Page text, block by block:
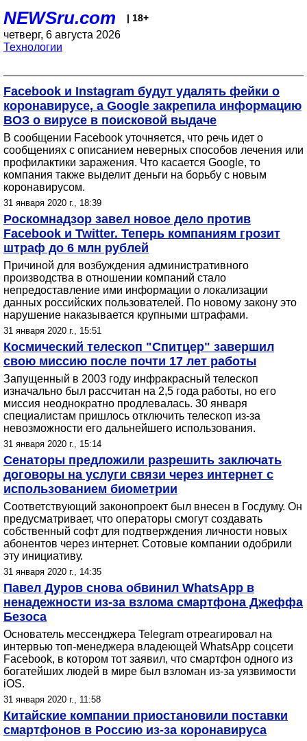
NEWSru.com | 18+
четверг, 6 августа 2026
Технологии
Facebook и Instagram будут удалять фейки о
коронавирусе, а Google закрепила информацию
ВОЗ о вирусе в поисковой выдаче
В сообщении Facebook уточняется, что речь идет о
сообщениях с описанием неверных способов лечения или
профилактики заражения. Что касается Google, то
компания также выделит деньги на борьбу с новым
коронавирусом.
31 января 2020 г., 18:39
Роскомнадзор завел новое дело против
Facebook и Twitter. Теперь компаниям грозит
штраф до 6 млн рублей
Причиной для возбуждения административного
производства в отношении компаний стало
непредоставление ими информации о локализации
данных российских пользователей. По новому закону это
нарушение наказывается крупными штрафами.
31 января 2020 г., 15:51
Космический телескоп "Спитцер" завершил
свою миссию после почти 17 лет работы
Запущенный в 2003 году инфракрасный телескоп
изначально был рассчитан на 2,5 года работы, но его
миссия неоднократно продлевалась. 30 января
специалистам пришлось отключить телескоп из-за
невозможности его дальнейшего использования.
31 января 2020 г., 15:14
Сенаторы предложили разрешить заключать
договоры на услуги связи через интернет с
использованием биометрии
Соответствующий законопроект был внесен в Госдуму. Он
предусматривает, что операторы смогут создавать
собственный софт для подтверждения личности новых
абонентов через интернет. Сотовые компании одобрили
эту инициативу.
31 января 2020 г., 14:35
Павел Дуров снова обвинил WhatsApp в
ненадежности из-за взлома смартфона Джеффа
Безоса
Основатель мессенджера Telegram отреагировал на
интервью топ-менеджера владеющей WhatsApp соцсети
Facebook, в котором тот заявил, что смартфон одного из
богатейших людей в мире был взломан из-за уязвимости
iOS.
31 января 2020 г., 11:58
Китайские компании приостановили поставки
смартфонов в Россию из-за коронавируса